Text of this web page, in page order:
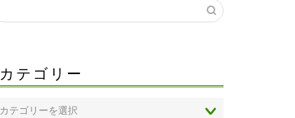
カテゴリー